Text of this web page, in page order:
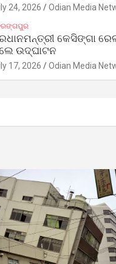
24, 2026 Odian Media
କେସିଙ୍ଗା
ଉଦ୍‌ଘାଟନ
17, 2026 Odian Media